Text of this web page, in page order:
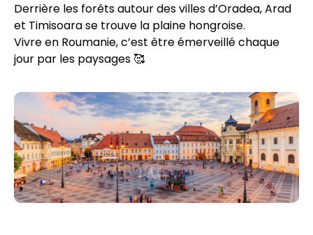
Derrière les forêts autour des villes d’Oradea, Arad
et Timisoara se trouve la plaine hongroise.
Vivre en Roumanie, c’est être émerveillé chaque
jour par les paysages 🥰